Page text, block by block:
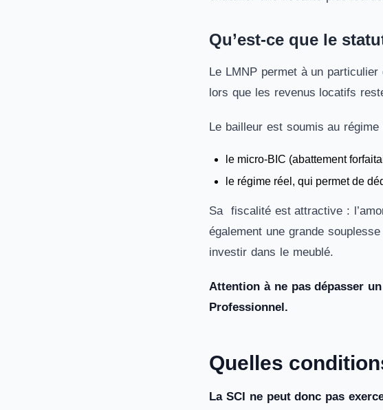
Qu’est-ce que le
Le LMNP permet à un particulier
lors que les revenus locatifs
Le bailleur est soumis au
le micro-BIC (abattement
le régime réel, qui permet de
Sa fiscalité est attractive :
également une grande
investir dans le meublé.
Attention à ne pas dépasser
Professionnel.
Quelles
La SCI ne peut donc pas